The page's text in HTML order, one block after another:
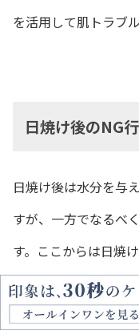
を活用して肌トラブ
日焼け後のNG
日焼け後は水分を与
すが、一方でなるべ
す。ここからは日焼